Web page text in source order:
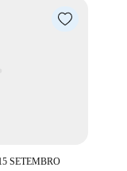
SETEMBRO